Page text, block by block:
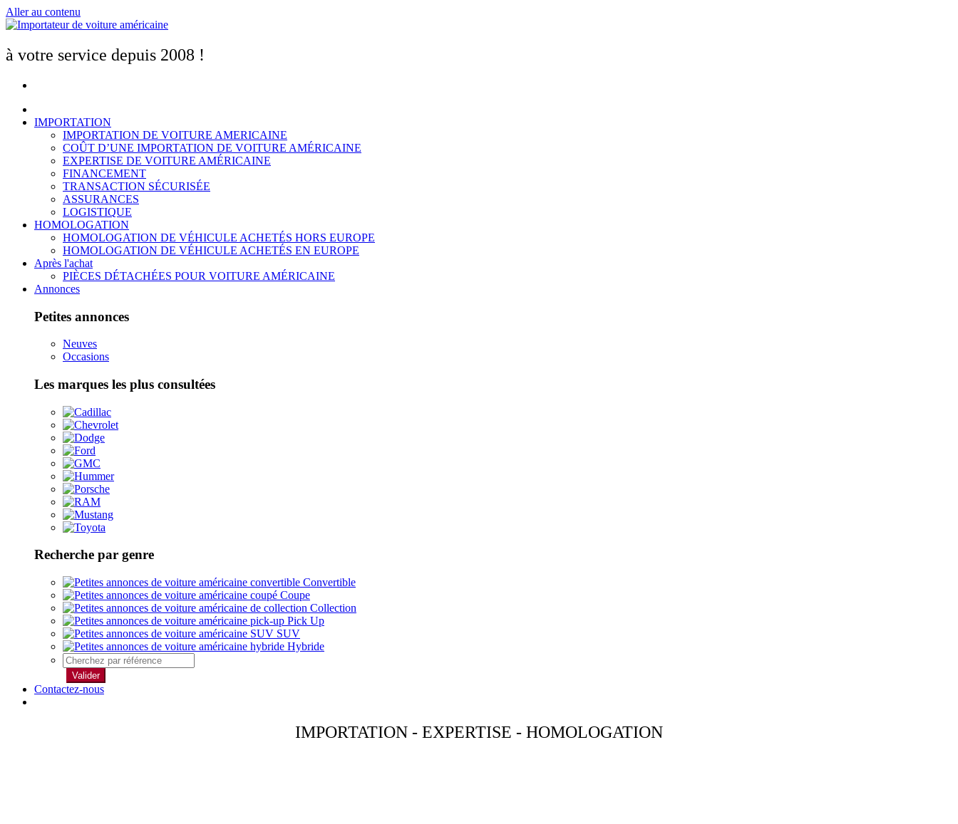
Aller au contenu
à votre service depuis 2008 !
IMPORTATION
IMPORTATION DE VOITURE AMERICAINE
COÛT D’UNE IMPORTATION DE VOITURE AMÉRICAINE
EXPERTISE DE VOITURE AMÉRICAINE
FINANCEMENT
TRANSACTION SÉCURISÉE
ASSURANCES
LOGISTIQUE
HOMOLOGATION
HOMOLOGATION DE VÉHICULE ACHETÉS HORS EUROPE
HOMOLOGATION DE VÉHICULE ACHETÉS EN EUROPE
Après l'achat
PIÈCES DÉTACHÉES POUR VOITURE AMÉRICAINE
Annonces
Petites annonces
Neuves
Occasions
Les marques les plus consultées
Recherche par genre
Convertible
Coupe
Collection
Pick Up
SUV
Hybride
Valider
Contactez-nous
IMPORTATION - EXPERTISE - HOMOLOGATION